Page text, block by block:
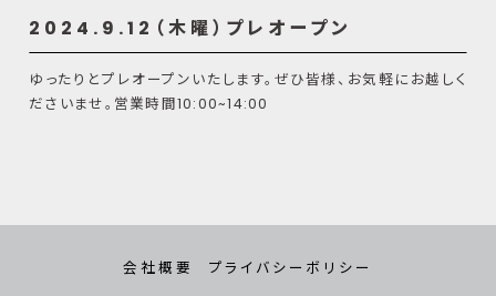
2024.9.12（木曜）プレオープン
ゆったりとプレオープンいたします。ぜひ皆様、お気軽にお越しく
ださいませ。営業時間10:00~14:00
会社概要 プライバシーボリシー